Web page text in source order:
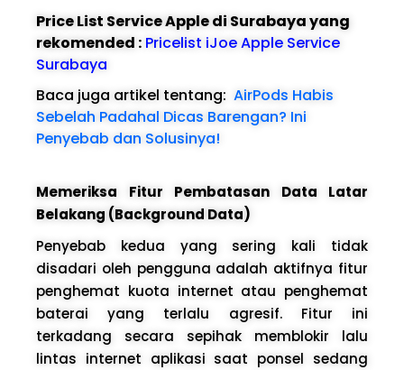
Price List Service Apple di Surabaya yang
rekomended : Pricelist iJoe Apple Service
Surabaya
Baca juga artikel tentang: AirPods Habis
Sebelah Padahal Dicas Barengan? Ini
Penyebab dan Solusinya!
Memeriksa Fitur Pembatasan Data Latar
Belakang (Background Data)
Penyebab kedua yang sering kali tidak
disadari oleh pengguna adalah aktifnya fitur
penghemat kuota internet atau penghemat
baterai yang terlalu agresif. Fitur ini
terkadang secara sepihak memblokir lalu
lintas internet aplikasi saat ponsel sedang